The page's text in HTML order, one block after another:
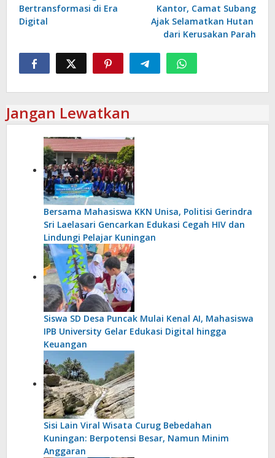
Bertransformasi di Era
Digital
Kantor, Camat Subang
Ajak Selamatkan Hutan
dari Kerusakan Parah
Jangan Lewatkan
Bersama Mahasiswa KKN Unisa, Politisi Gerindra
Sri Laelasari Gencarkan Edukasi Cegah HIV dan
Lindungi Pelajar Kuningan
Siswa SD Desa Puncak Mulai Kenal AI, Mahasiswa
IPB University Gelar Edukasi Digital hingga
Keuangan
Sisi Lain Viral Wisata Curug Bebedahan
Kuningan: Berpotensi Besar, Namun Minim
Anggaran